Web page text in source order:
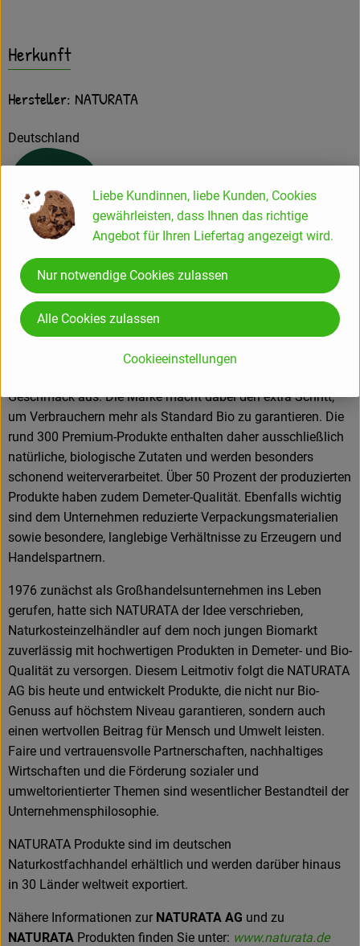
Herkunft
Hersteller: NATURATA
Deutschland
Naturata AG
D 71672 Marbach
Die NATURATA AG – „Wir leben Bio 4.0“
Als führender Anbieter von biologischen und bio-
dynamischen Lebensmitteln zeichnet sich die NATURATA AG
Geschmack aus. Die Marke macht dabei den extra Schritt,
um Verbrauchern mehr als Standard Bio zu garantieren. Die
rund 300 Premium-Produkte enthalten daher ausschließlich
natürliche, biologische Zutaten und werden besonders
schonend weiterverarbeitet. Über 50 Prozent der produzierten
Produkte haben zudem Demeter-Qualität. Ebenfalls wichtig
sind dem Unternehmen reduzierte Verpackungsmaterialien
sowie besondere, langlebige Verhältnisse zu Erzeugern und
Handelspartnern.
1976 zunächst als Großhandelsunternehmen ins Leben
gerufen, hatte sich NATURATA der Idee verschrieben,
Naturkosteinzelhändler auf dem noch jungen Biomarkt
zuverlässig mit hochwertigen Produkten in Demeter- und Bio-
Qualität zu versorgen. Diesem Leitmotiv folgt die NATURATA
AG bis heute und entwickelt Produkte, die nicht nur Bio-
Genuss auf höchstem Niveau garantieren, sondern auch
einen wertvollen Beitrag für Mensch und Umwelt leisten.
Faire und vertrauensvolle Partnerschaften, nachhaltiges
Wirtschaften und die Förderung sozialer und
umweltorientierter Themen sind wesentlicher Bestandteil der
Unternehmensphilosophie.
NATURATA Produkte sind im deutschen
Naturkostfachhandel erhältlich und werden darüber hinaus
in 30 Länder weltweit exportiert.
Nähere Informationen zur NATURATA AG und zu
NATURATA Produkten finden Sie unter: www.naturata.de
Liebe Kundinnen, liebe Kunden, Cookies
gewährleisten, dass Ihnen das richtige
Angebot für Ihren Liefertag angezeigt wird.
Cookieeinstellungen
Nur notwendige Cookies zulassen
Alle Cookies zulassen